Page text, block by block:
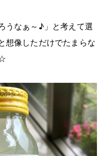
うなぁ～♪」と考えて選
想像しただけでたまらな